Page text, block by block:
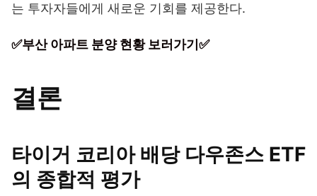
는 투자자들에게 새로운 기회를 제공한다.
✅부산 아파트 분양 현황 보러가기✅
결론
타이거 코리아 배당 다우존스 ETF
의 종합적 평가